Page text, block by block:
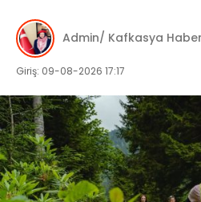
Admin/ Kafkasya Haber
Giriş: 09-08-2026 17:17